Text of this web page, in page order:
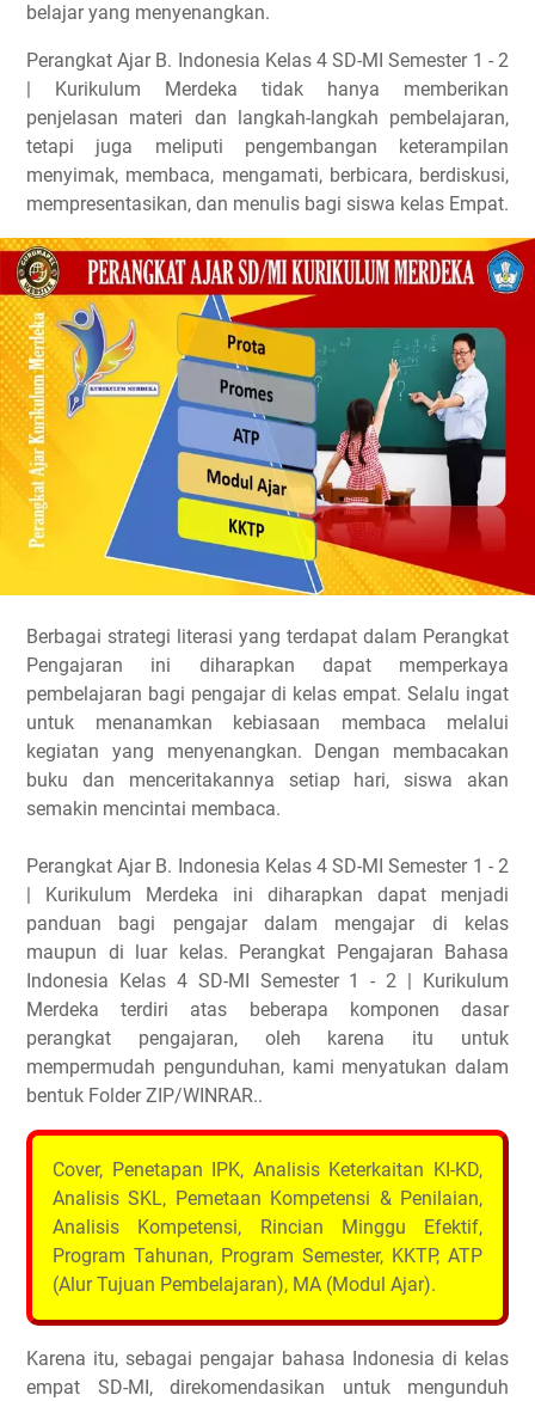
belajar yang menyenangkan.
Perangkat Ajar B. Indonesia Kelas 4 SD-MI Semester 1 - 2
| Kurikulum Merdeka tidak hanya memberikan
penjelasan materi dan langkah-langkah pembelajaran,
tetapi juga meliputi pengembangan keterampilan
menyimak, membaca, mengamati, berbicara, berdiskusi,
mempresentasikan, dan menulis bagi siswa kelas Empat.
Berbagai strategi literasi yang terdapat dalam Perangkat
Pengajaran ini diharapkan dapat memperkaya
pembelajaran bagi pengajar di kelas empat. Selalu ingat
untuk menanamkan kebiasaan membaca melalui
kegiatan yang menyenangkan. Dengan membacakan
buku dan menceritakannya setiap hari, siswa akan
semakin mencintai membaca.
Perangkat Ajar B. Indonesia Kelas 4 SD-MI Semester 1 - 2
| Kurikulum Merdeka ini diharapkan dapat menjadi
panduan bagi pengajar dalam mengajar di kelas
maupun di luar kelas. Perangkat Pengajaran Bahasa
Indonesia Kelas 4 SD-MI Semester 1 - 2 | Kurikulum
Merdeka terdiri atas beberapa komponen dasar
perangkat pengajaran, oleh karena itu untuk
mempermudah pengunduhan, kami menyatukan dalam
bentuk Folder ZIP/WINRAR..
Cover, Penetapan IPK, Analisis Keterkaitan KI-KD,
Analisis SKL, Pemetaan Kompetensi & Penilaian,
Analisis Kompetensi, Rincian Minggu Efektif,
Program Tahunan, Program Semester, KKTP, ATP
(Alur Tujuan Pembelajaran), MA (Modul Ajar).
Karena itu, sebagai pengajar bahasa Indonesia di kelas
empat SD-MI, direkomendasikan untuk mengunduh